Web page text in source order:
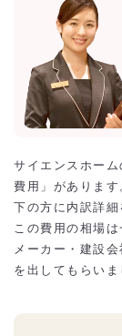
サイエンス
ハウスメー
サイエンス
坪〜35坪は可
サイエンスホ
ｻｲｴﾝｽﾎｰﾑの2階
ｻｲｴﾝｽﾎｰﾑの2階
サイエンスホ
最安値の激安
相見積もりとは
社を探す！
サイエンスホー
費用」があります
下の方に内訳詳
この費用の相場
メーカー・建設
を出してもらいま